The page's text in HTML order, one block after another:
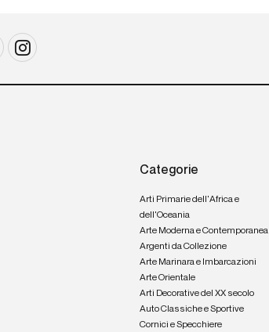
Categorie
Arti Primarie dell'Africa e
dell'Oceania
Arte Moderna e Contemporanea
Argenti da Collezione
Arte Marinara e Imbarcazioni
Arte Orientale
Arti Decorative del XX secolo
Auto Classiche e Sportive
Cornici e Specchiere